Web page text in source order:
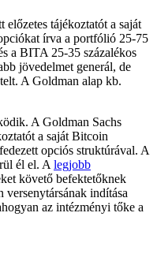
tájékoztatót a saját
írva a portfólió 25-75
a BITA 25-35 százalékos
jövedelmet generál, de
A Goldman alap kb.
A Goldman Sachs
a saját Bitcoin
opciós struktúrával. A
él el. A legjobb
követő befektetőknek
indítása
az intézményi tőke a